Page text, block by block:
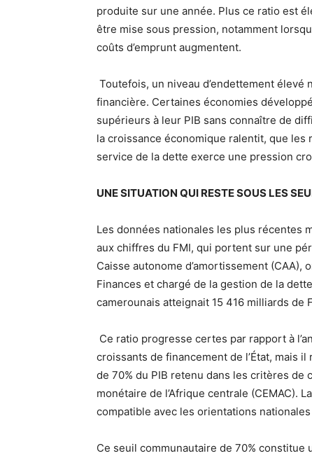
produite sur une année. Plus ce ratio est
être mise sous pression, notamment
coûts d’emprunt augmentent.
Toutefois, un niveau d’endettement élevé
financière. Certaines économies
supérieurs à leur PIB sans connaître de
la croissance économique ralentit, que
service de la dette exerce une pression
UNE SITUATION QUI RESTE SOUS LES
Les données nationales les plus récentes
aux chiffres du FMI, qui portent sur une
Caisse autonome d’amortissement
Finances et chargé de la gestion de la
camerounais atteignait 15 416 milliards de
Ce ratio progresse certes par rapport à
croissants de financement de l’État, mais
de 70% du PIB retenu dans les critères
monétaire de l’Afrique centrale (CEMAC).
compatible avec les orientations
Ce seuil communautaire de 70%